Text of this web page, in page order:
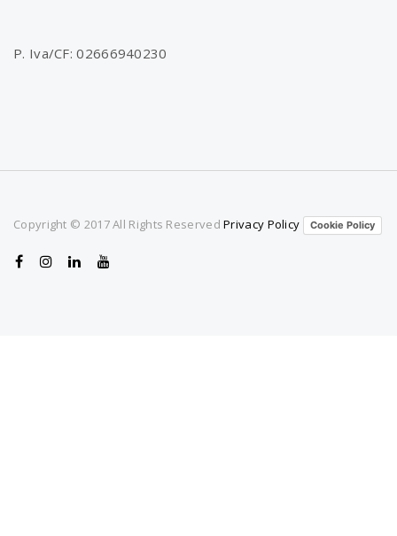
a
t
P. Iva/CF: 02666940230
Copyright © 2017 All Rights ReservedPrivacy Policy Cookie Policy